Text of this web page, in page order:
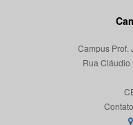
Campus Prof.
Rua Cláudio